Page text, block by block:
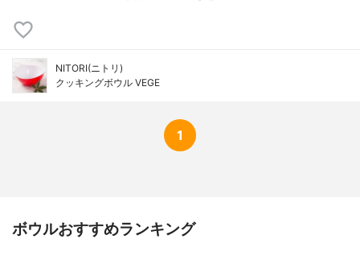
NITORI(ニトリ)
クッキングボウル VEGE
1
ボウルおすすめランキング